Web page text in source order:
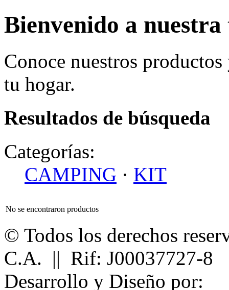
Bienvenido a
Conoce nuestros
tu hogar.
Resultados de búsqueda
Categorías:
CAMPING · KIT
No se encontraron productos
© Todos los derechos
C.A. || Rif: J00037727-8
Desarrollo y Diseño por: